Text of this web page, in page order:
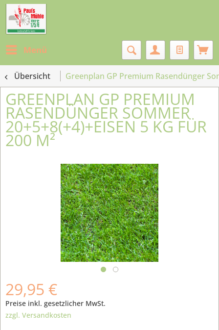
Menü
Übersicht Greenplan GP Premium Rasendünger
GREENPLAN GP PREMIUM
RASENDÜNGER SOMMER
20+5+8(+4)+EISEN 5 KG FÜR
200 M²
29,95 €
Preise inkl. gesetzlicher MwSt.
zzgl. Versandkosten